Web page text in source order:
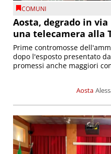
COMUNI
Aosta, degrado in
una telecamera alla
Aosta
Prime contromosse
dopo l'esposto presentato
promessi anche maggiori